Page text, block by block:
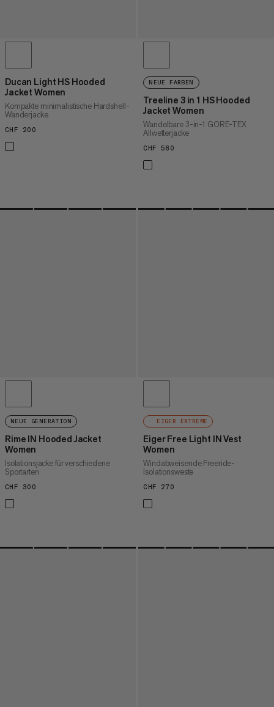
Ducan Light HS Hooded
Jacket Women
Kompakte minimalistische Hardshell-
Wanderjacke
CHF 200
NEUE FARBEN
Treeline 3 in 1 HS Hooded
Jacket Women
Wandelbare 3-in-1 GORE-TEX
Allwetterjacke
CHF 580
NEUE GENERATION
Rime IN Hooded Jacket
Women
Isolationsjacke für verschiedene
Sportarten
CHF 300
EIGER EXTREME
Eiger Free Light IN Vest
Women
Windabweisende Freeride-
Isolationsweste
CHF 270